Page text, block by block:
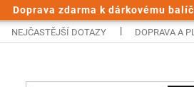
Doprava zdarma k dárkovému
NEJČASTĚJŠÍ DOTAZY DOPRAVA A